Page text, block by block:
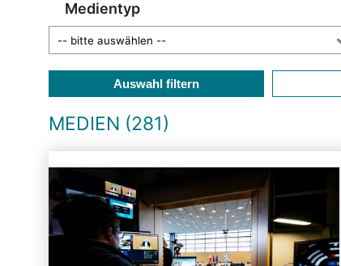
Medientyp
Auswahl filtern
MEDIEN (281)